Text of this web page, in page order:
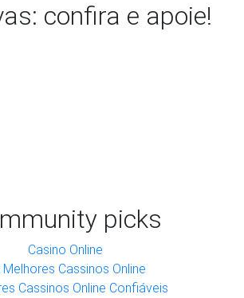
confira e apoie!
o que saiu na mídia
e COVID-19.
notícias sobre COVID-19 em nossos